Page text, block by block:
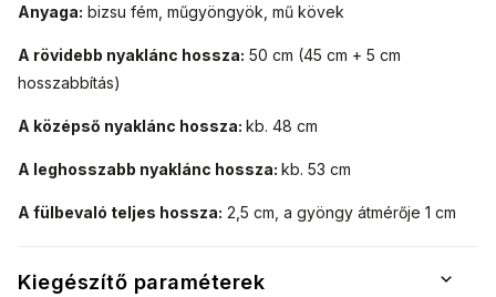
Anyaga: bizsu fém, műgyöngyök, mű kövek
A rövidebb nyaklánc hossza: 50 cm (45 cm + 5 cm
hosszabbítás)
A középső nyaklánc hossza: kb. 48 cm
A leghosszabb nyaklánc hossza: kb. 53 cm
A fülbevaló teljes hossza: 2,5 cm, a gyöngy átmérője 1 cm
Kiegészítő paraméterek